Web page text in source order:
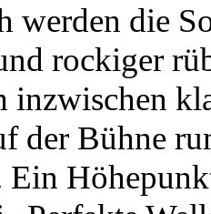
werden die
rockiger
inzwischen
der Bühne